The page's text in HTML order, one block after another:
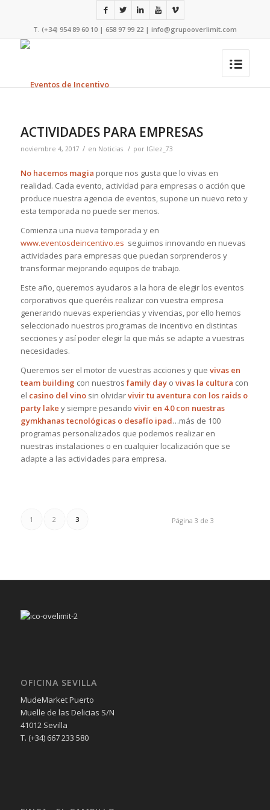
T. (+34) 954 89 60 10 | 658 97 99 22 | info@grupooverlimit.com
ACTIVIDADES PARA EMPRESAS
noviembre 4, 2017 / en Noticias / por IGlez_73
No hacemos magia porque nos gusta que lo vivas en
realidad. Cada evento, actividad para empresas o acción que
produce nuestra agencia de eventos, supone un nuevo reto y
esta temporada no puede ser menos.
Comienza una nueva temporada y en
www.eventosdeincentivo.es seguimos innovando en nuevas
actividades para empresas que puedan sorprenderos y
transformar mejorando equipos de trabajo.
Este año, queremos ayudaros a la hora de elegir los eventos
corporativos que queréis realizar con vuestra empresa
generando nuevas experiencias y vivencias, por ello hemos
seleccionado nuestros programas de incentivo en distintas
secciones y así poder elegir la que más se adapte a vuestras
necesidades.
Queremos ser el motor de vuestras acciones y que vivas en
team building con nuestros family day o vivas la cultura con
el casino del vinosin olvidarvivir tu aventura con los raids o
party lake y siempre pesando vivir en 4.0 con nuestras
gymkhanas tecnológicas o desafío ipad…más de 100
programas personalizados que podemos realizar en
nuestras instalaciones o en cualquier localización que se
adapte a las actividades para empresa.
Página 3 de 3
1 2 3
OFICINA SEVILLA
MudeMarket Puerto
Muelle de las Delicias S/N
41012 Sevilla
T. (+34) 667 233 580